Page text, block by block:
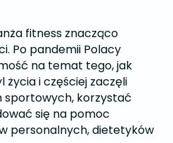
fitness znacząco
Po pandemii Polacy
na temat tego, jak
i częściej zaczęli
sportowych, korzystać
się na pomoc
personalnych, dietetyków